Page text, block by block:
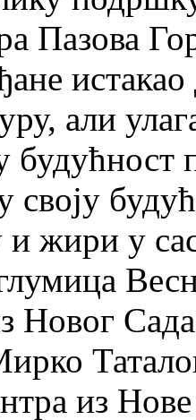
Пазова
али
своју
и жири у
Новог
из